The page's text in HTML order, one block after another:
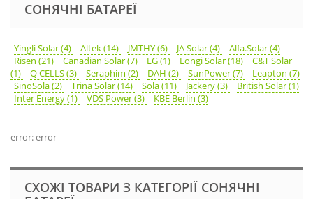
СОНЯЧНІ БАТАРЕЇ
Yingli Solar (4) Altek (14) JMTHY (6) JA Solar (4)
Alfa.Solar (4)
Risen (21)
Canadian Solar (7) LG (1) Longi Solar (18)
C&T Solar
(1)
Q CELLS (3) Seraphim (2) DAH (2) SunPower (7)
Leapton (7)
SinoSola (2)
Trina Solar (14) Sola (11) Jackery (3)
British Solar (1)
Inter Energy (1)
VDS Power (3) KBE Berlin (3)
error: error
СХОЖІ ТОВАРИ З КАТЕГОРІЇ СОНЯЧНІ